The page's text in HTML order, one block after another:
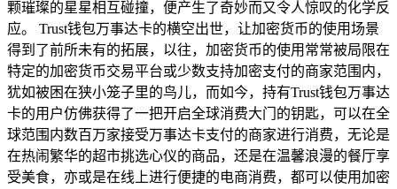
颗璀璨的星星相互碰撞，便产生了奇妙而又令人惊叹的化学反
应。 Trust钱包万事达卡的横空出世，让加密货币的使用场景
得到了前所未有的拓展，以往，加密货币的使用常常被局限在
特定的加密货币交易平台或少数支持加密支付的商家范围内，
犹如被困在狭小笼子里的鸟儿，而如今，持有Trust钱包万事达
卡的用户仿佛获得了一把开启全球消费大门的钥匙，可以在全
球范围内数百万家接受万事达卡支付的商家进行消费，无论是
在热闹繁华的超市挑选心仪的商品，还是在温馨浪漫的餐厅享
受美食，亦或是在线上进行便捷的电商消费，都可以使用加密